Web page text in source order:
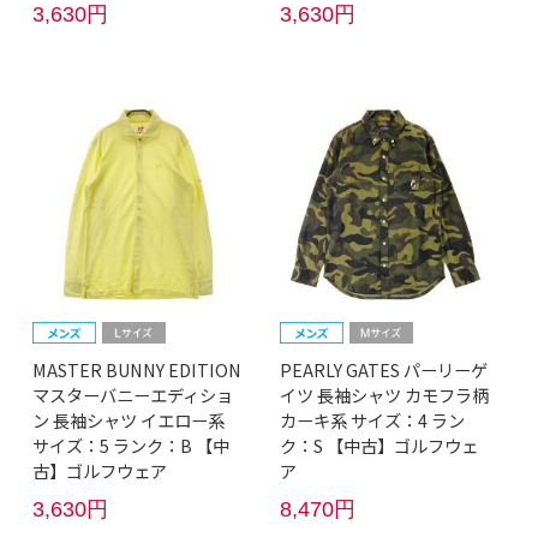
3,630円 3,630円
MASTER BUNNY EDITION
マスターバニーエディショ
ン 長袖シャツ イエロー系
サイズ：5 ランク：B 【中
古】ゴルフウェア
3,630円
PEARLY GATES パーリーゲ
イツ 長袖シャツ カモフラ柄
カーキ系 サイズ：4 ラン
ク：S 【中古】ゴルフウェ
ア
8,470円